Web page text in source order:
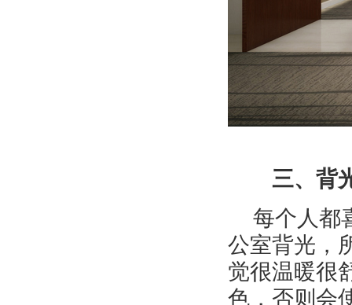
三、背光
每个人都
公室背光，
觉很温暖很
色，否则会